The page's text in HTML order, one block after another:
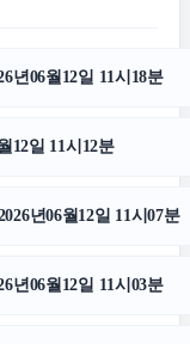
강남치과
공항주차대행
동탄임플란트
년06월12일 11시18분
12일 11시12분
년06월12일 11시07분
년06월12일 11시03분